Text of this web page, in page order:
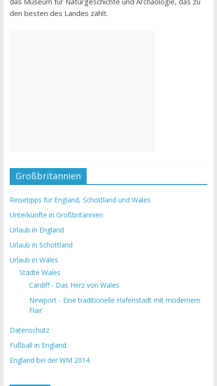
den besten des Landes zählt.
Großbritannien
Reisetipps für England, Schottland und Wales
Unterkünfte in Großbritannien
Urlaub in England
Urlaub in Schottland
Urlaub in Wales
Städte Wales
Cardiff - Das Herz von Wales
Newport - Eine traditionelle Hafenstadt mit modernem
Flair
Datenschutz
Fußball in England
England bei der WM 2014